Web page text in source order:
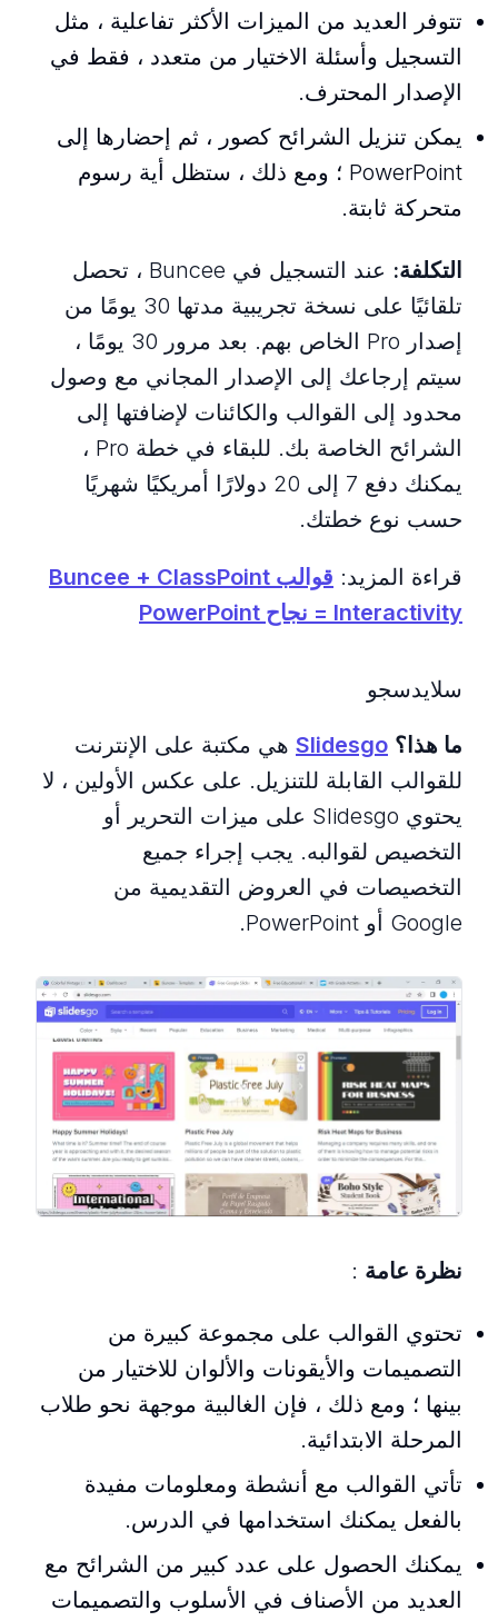
تتوفر العديد من الميزات الأكثر تفاعلية ، مثل
التسجيل وأسئلة الاختيار من متعدد ، فقط في
الإصدار المحترف.
يمكن تنزيل الشرائح كصور ، ثم إحضارها إلى
PowerPoint ؛ ومع ذلك ، ستظل أية رسوم
متحركة ثابتة.
التكلفة:
عند التسجيل في Buncee ، تحصل
تلقائيًا على نسخة تجريبية مدتها 30 يومًا من
إصدار Pro الخاص بهم. بعد مرور 30 ​​يومًا ،
سيتم إرجاعك إلى الإصدار المجاني مع وصول
محدود إلى القوالب والكائنات لإضافتها إلى
الشرائح الخاصة بك. للبقاء في خطة Pro ،
يمكنك دفع 7 إلى 20 دولارًا أمريكيًا شهريًا
حسب نوع خطتك.
قراءة المزيد:
قوالب Buncee + ClassPoint
Interactivity = نجاح PowerPoint
سلايدسجو
ما هذا؟ Slidesgo هي مكتبة على الإنترنت
للقوالب القابلة للتنزيل. على عكس الأولين ، لا
يحتوي Slidesgo على ميزات التحرير أو
التخصيص لقوالبه. يجب إجراء جميع
التخصيصات في العروض التقديمية من
Google أو PowerPoint.
نظرة عامة :
تحتوي القوالب على مجموعة كبيرة من
التصميمات والأيقونات والألوان للاختيار من
بينها ؛ ومع ذلك ، فإن الغالبية موجهة نحو طلاب
المرحلة الابتدائية.
تأتي القوالب مع أنشطة ومعلومات مفيدة
بالفعل يمكنك استخدامها في الدرس.
يمكنك الحصول على عدد كبير من الشرائح مع
العديد من الأصناف في الأسلوب والتصميمات